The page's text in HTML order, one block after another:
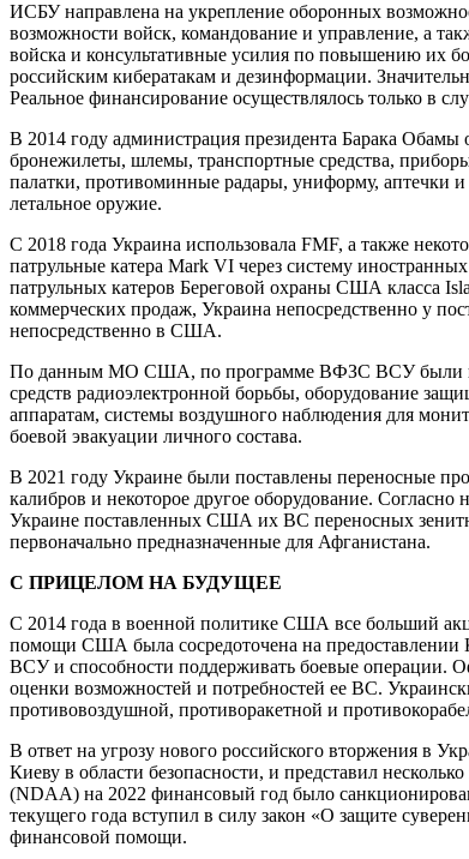
ИСБУ направлена на укрепление оборонных
возможности войск, командование и управление, а
войска и консультативные усилия по повышению их
российским кибератакам и дезинформации.
Реальное финансирование осуществлялось только в
В 2014 году администрация президента Барака Обамы
бронежилеты, шлемы, транспортные средства,
палатки, противоминные радары, униформу, аптечки
летальное оружие.
С 2018 года Украина использовала FMF, а также
патрульные катера Mark VI через систему
патрульных катеров Береговой охраны США класса
коммерческих продаж, Украина непосредственно у
непосредственно в США.
По данным МО США, по программе ВФЗС ВСУ были
средств радиоэлектронной борьбы, оборудование
аппаратам, системы воздушного наблюдения для
боевой эвакуации личного состава.
В 2021 году Украине были поставлены переносные
калибров и некоторое другое оборудование.
Украине поставленных США их ВС переносных
первоначально предназначенные для Афганистана.
С ПРИЦЕЛОМ НА БУДУЩЕЕ
С 2014 года в военной политике США все больший
помощи США была сосредоточена на предоставлении
ВСУ и способности поддерживать боевые операции.
оценки возможностей и потребностей ее ВС.
противовоздушной, противоракетной и
В ответ на угрозу нового российского вторжения в
Киеву в области безопасности, и представил
(NDAA) на 2022 финансовый год было
текущего года вступил в силу закон «О защите
финансовой помощи.